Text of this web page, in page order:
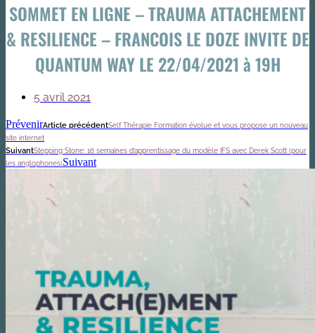
SOMMET EN LIGNE – TRAUMA ATTACHEMENT
& RESILIENCE – FRANCOIS LE DOZE INVITE DE
QUANTUM WAY LE 22/04/2021 à 19H
5 avril 2021
PrévenirArticle précédentSelf Thérapie Formation évolue et vous propose un nouveau
site internet
SuivantStepping Stone: 16 semaines d’apprentissage du modèle IFS avec Derek Scott (pour
les anglophones)Suivant